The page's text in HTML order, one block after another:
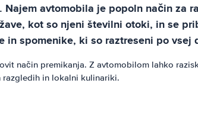
avtomobila je popoln način za
kot so njeni številni otoki, in se
spomenike, ki so raztreseni po vsej
način premikanja. Z avtomobilom lahko
razgledih in lokalni kulinariki.